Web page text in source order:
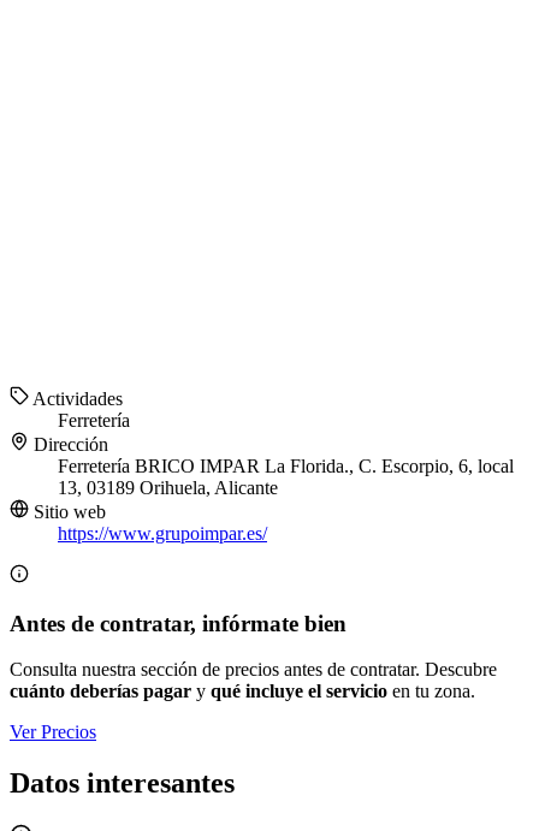
Actividades
Ferretería
Dirección
Ferretería BRICO IMPAR La Florida., C. Escorpio, 6, local
13, 03189 Orihuela, Alicante
Sitio web
https://www.grupoimpar.es/
Antes de contratar, infórmate bien
Consulta nuestra sección de precios antes de contratar. Descubre
cuánto deberías pagar y qué incluye el servicio en tu zona.
Ver Precios
Datos interesantes